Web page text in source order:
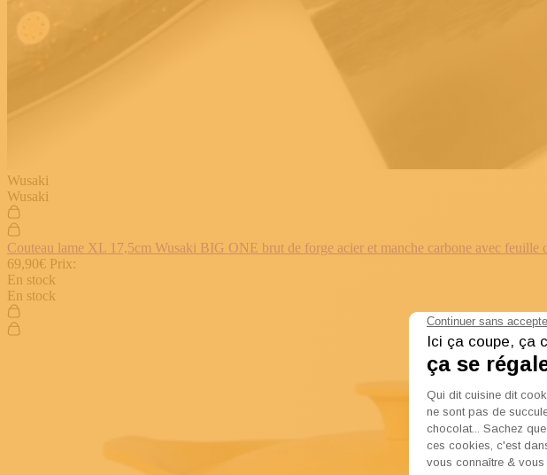
Wusaki
Wusaki
Couteau lame XL 17,5cm Wusaki BIG ONE brut de forge acier et manche carbone avec feuille
69,90€ Prix:
En stock
En stock